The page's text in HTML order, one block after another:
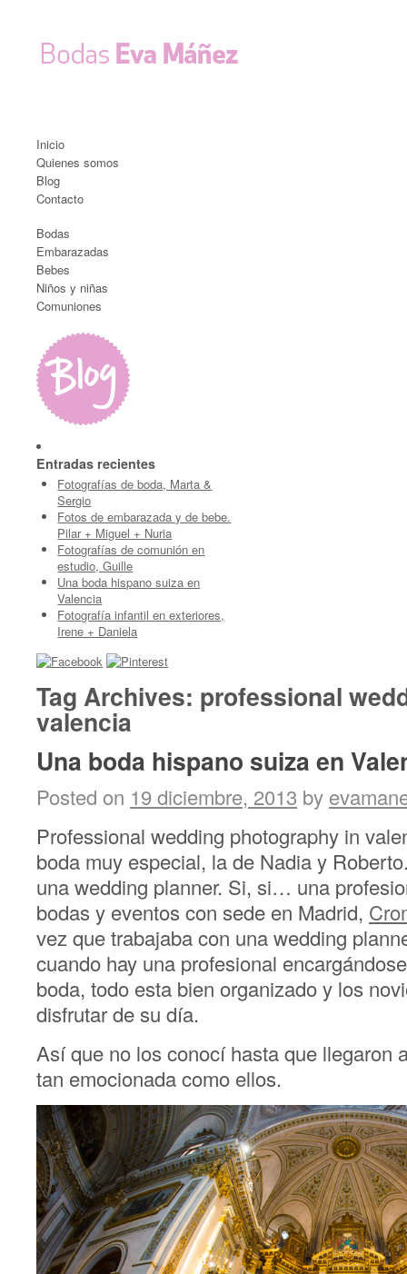
Inicio
Quienes somos
Blog
Contacto
Bodas
Embarazadas
Bebes
Niños y niñas
Comuniones
Entradas recientes
Fotografías de boda, Marta &
Sergio
Fotos de embarazada y de bebe.
Pilar + Miguel + Nuria
Fotografías de comunión en
estudio, Guille
Una boda hispano suiza en
Valencia
Fotografía infantil en exteriores,
Irene + Daniela
Tag Archives: professional
valencia
Una boda hispano suiza en
Posted on 19 diciembre, 2013 by
Professional wedding photography in
boda muy especial, la de Nadia y
una wedding planner. Si, si… una
bodas y eventos con sede en Madrid,
vez que trabajaba con una wedding
cuando hay una profesional
boda, todo esta bien organizado y los
disfrutar de su día.
Así que no los conocí hasta que llegaron
tan emocionada como ellos.